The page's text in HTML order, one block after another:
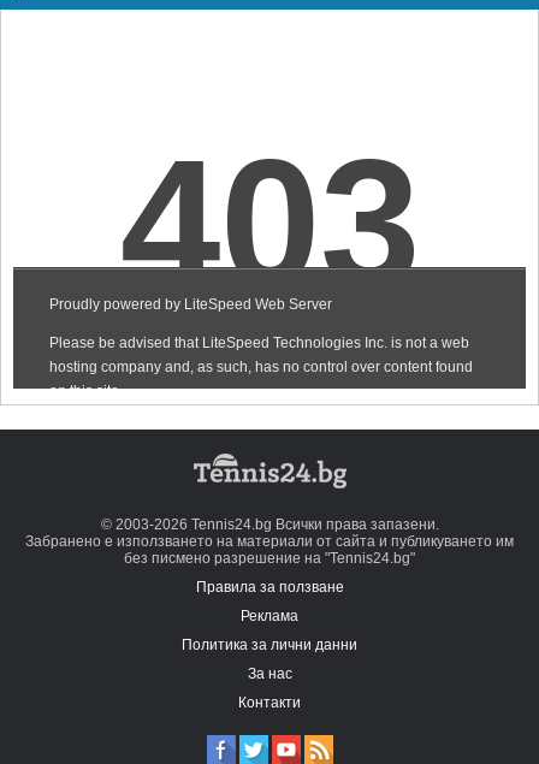
© 2003-2026 Tennis24.bg Всички права запазени.
Забранено е използването на материали от сайта и публикуването им
без писмено разрешение на "Tennis24.bg"
Правила за ползване
Реклама
Политика за лични данни
За нас
Контакти